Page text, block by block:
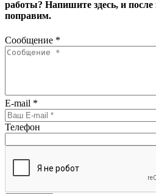
работы? Напишите здесь, и
поправим.
Сообщение *
E-mail *
Телефон